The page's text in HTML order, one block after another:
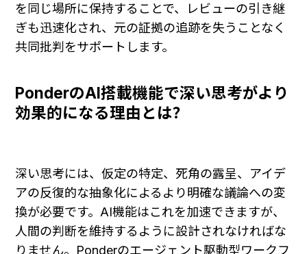
を同じ場所に保持することで、レビューの引き継
ぎも迅速化され、元の証拠の追跡を失うことなく
共同批判をサポートします。
PonderのAI搭載機能で深い思考がより
効果的になる理由とは？
深い思考には、仮定の特定、死角の露呈、アイデ
アの反復的な抽象化によるより明確な議論への変
換が必要です。AI機能はこれを加速できますが、
人間の判断を維持するように設計されなければな
りません。Ponderのエージェント駆動型ワークフ